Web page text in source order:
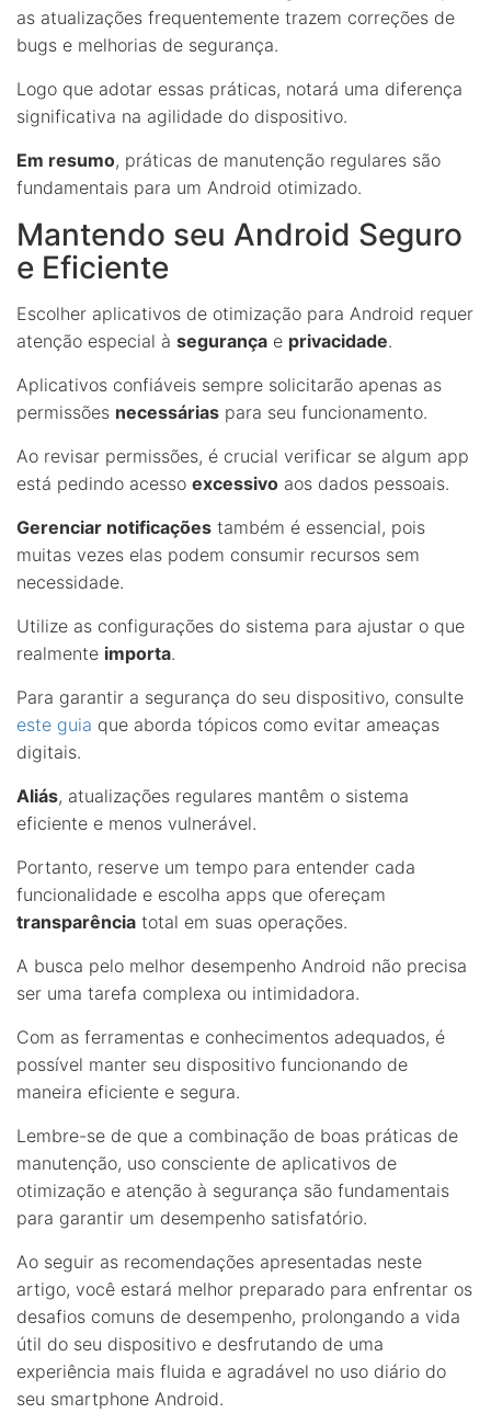
as atualizações frequentemente trazem correções de
bugs e melhorias de segurança.
Logo que adotar essas práticas, notará uma diferença
significativa na agilidade do dispositivo.
Em resumo, práticas de manutenção regulares são
fundamentais para um Android otimizado.
Mantendo seu Android Seguro
e Eficiente
Escolher aplicativos de otimização para Android requer
atenção especial à segurança e privacidade.
Aplicativos confiáveis sempre solicitarão apenas as
permissões necessárias para seu funcionamento.
Ao revisar permissões, é crucial verificar se algum app
está pedindo acesso excessivo aos dados pessoais.
Gerenciar notificações também é essencial, pois
muitas vezes elas podem consumir recursos sem
necessidade.
Utilize as configurações do sistema para ajustar o que
realmente importa.
Para garantir a segurança do seu dispositivo, consulte
este guia que aborda tópicos como evitar ameaças
digitais.
Aliás, atualizações regulares mantêm o sistema
eficiente e menos vulnerável.
Portanto, reserve um tempo para entender cada
funcionalidade e escolha apps que ofereçam
transparência total em suas operações.
A busca pelo melhor desempenho Android não precisa
ser uma tarefa complexa ou intimidadora.
Com as ferramentas e conhecimentos adequados, é
possível manter seu dispositivo funcionando de
maneira eficiente e segura.
Lembre-se de que a combinação de boas práticas de
manutenção, uso consciente de aplicativos de
otimização e atenção à segurança são fundamentais
para garantir um desempenho satisfatório.
Ao seguir as recomendações apresentadas neste
artigo, você estará melhor preparado para enfrentar os
desafios comuns de desempenho, prolongando a vida
útil do seu dispositivo e desfrutando de uma
experiência mais fluida e agradável no uso diário do
seu smartphone Android.